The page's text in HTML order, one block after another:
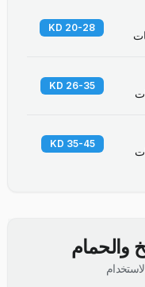
20-28 KD
26-35 KD
35-45 KD
والحمام